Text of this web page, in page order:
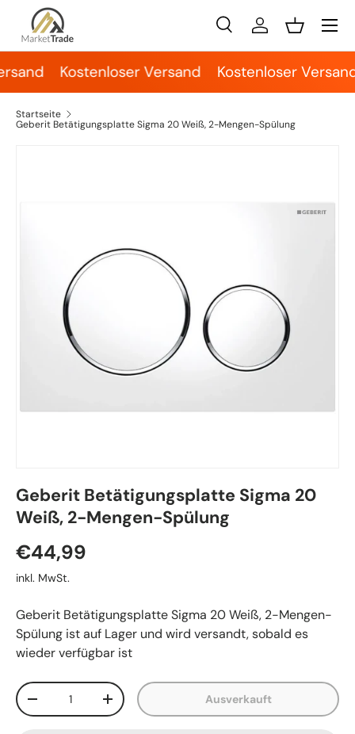
Direkt zum Inhalt
Suchen
SucheEinloggen
Menü
Kostenloser Versand Kostenloser Versand
Startseite
Geberit Betätigungsplatte Sigma 20 Weiß, 2-Mengen-Spülung
Geberit Betätigungsplatte Sigma 20
Weiß, 2-Mengen-Spülung
€44,99
inkl. MwSt.
Geberit Betätigungsplatte Sigma 20 Weiß, 2-Mengen-
Spülung ist auf Lager und wird versandt, sobald es
wieder verfügbar ist
Anzahl
+ Ausverkauft